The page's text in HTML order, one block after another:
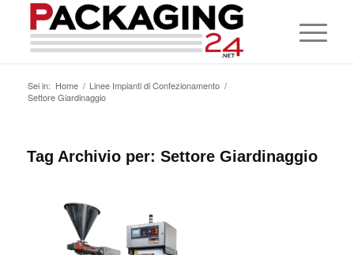
Sei in: Home / Linee Impianti di Confezionamento /
Settore Giardinaggio
Tag Archivio per: Settore Giardinaggio